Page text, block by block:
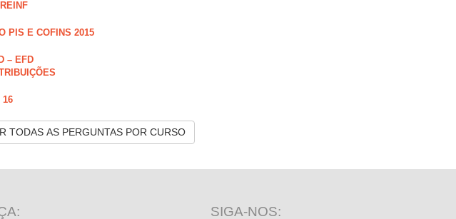
PIS E COFINS 2015
– EFD
16
TODAS AS PERGUNTAS POR CURSO
SIGA-NOS: